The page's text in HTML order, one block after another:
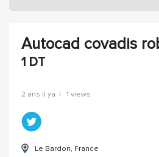
Autocad covadis
1 DT
2 ans Il ya | 1 views
Le Bardon, France